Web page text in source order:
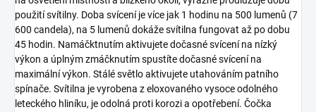
použití svítilny. Doba svícení je více jak 1 hodinu na 500 lumenů (7
600 candela), na 5 lumenů dokáže svítilna fungovat až po dobu
45 hodin. Namáčktnutím aktivujete dočasné svícení na nízký
výkon a úplným zmáčknutím spustíte dočasné svícení na
maximální výkon. Stálé světlo aktivujete utahováním patního
spínače. Svítilna je vyrobena z eloxovaného vysoce odolného
leteckého hliníku, je odolná proti korozi a opotřebení. Čočka